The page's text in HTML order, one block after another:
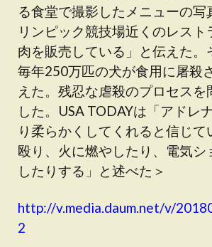
る食堂で撮影したメニューの写
リンピック競技場近くのレスト
肉を販売している」と伝えた。
毎年250万匹の犬が食用に屠殺
えた。残忍な虐殺のプロセスを
した。USA TODAYは「アドレ
り柔らかくしてくれると信じて
殴り、火に燃やしたり、電気シ
したりする」と述べた＞
http://v.media.daum.net/v/
2